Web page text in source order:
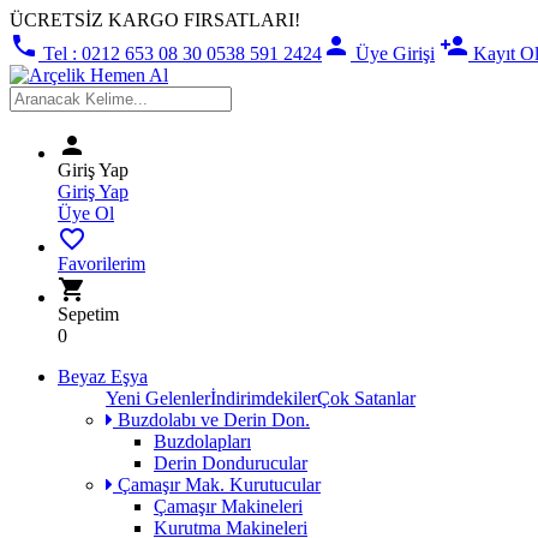
ÜCRETSİZ KARGO FIRSATLARI!
phone Tel : 0212 653 08 30 0538 591 2424 person Üye Girişi person_add Kayıt Ol
person
Giriş Yap
Giriş Yap
Üye Ol
favorite_border
Favorilerim
shopping_cart
Sepetim
0
Beyaz Eşya
Yeni GelenlerİndirimdekilerÇok Satanlar
Buzdolabı ve Derin Don.
Buzdolapları
Derin Dondurucular
Çamaşır Mak. Kurutucular
Çamaşır Makineleri
Kurutma Makineleri